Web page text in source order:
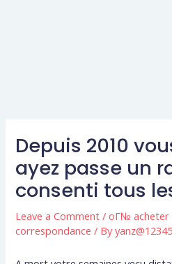
Depuis 2010
ayez passe un
consenti tous
Leave a Comment /oГ№ acheter
correspondance / By